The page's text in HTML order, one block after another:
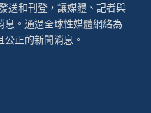
送和刊登，讓媒體、記者與
息。通過全球性媒體網絡為
正的新聞消息。